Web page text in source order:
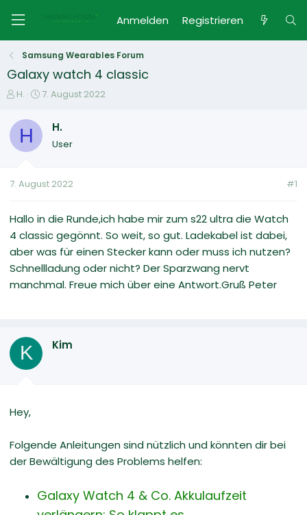
Anmelden Registrieren
Samsung Wearables Forum
Galaxy watch 4 classic
E
s
e
e
H.
E
t
t
m
7. August 2022
H H.
User
7. August 2022 #1
Hallo in die Runde,ich habe mir zum s22 ultra die Watch
4 classic gegönnt. So weit, so gut. Ladekabel ist dabei,
aber was für einen Stecker kann oder muss ich nutzen?
Schnellladung oder nicht? Der Sparzwang nervt
manchmal. Freue mich über eine Antwort.Gruß Peter
K Kim
Hey,
Folgende Anleitungen sind nützlich und könnten dir bei
der Bewältigung des Problems helfen:
Galaxy Watch 4 & Co. Akkulaufzeit